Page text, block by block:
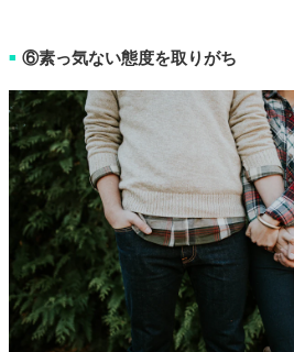
■ ⑥素っ気ない態度を取りがち